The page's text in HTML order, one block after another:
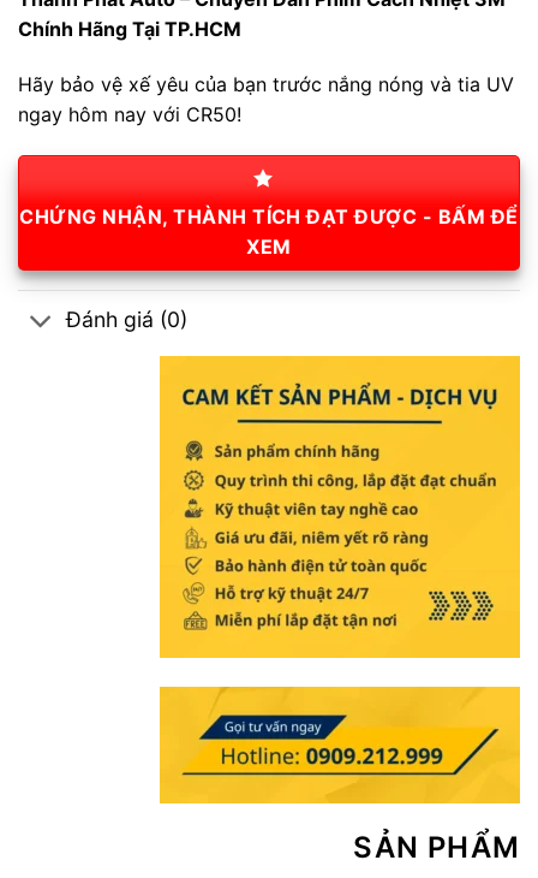
Chính Hãng Tại TP.HCM
Hãy bảo vệ xế yêu của bạn trước nắng nóng và tia UV
ngay hôm nay với CR50!
CHỨNG NHẬN, THÀNH TÍCH ĐẠT ĐƯỢC - BẤM ĐỂ
XEM
Đánh giá (0)
SẢN PHẨM